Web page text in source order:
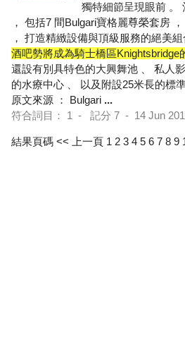
獨特細節呈現眼前 。
， 包括7 間Bulgari寶格麗尊榮套房
， 打造精緻設備與頂級服務的絕美組
酒吧勢將成為騎士橋區Knightsbridge
還設有別具特色的大興舞池 、 私人
的水療中心 、 以及附設25米長的標
原文來源 ： Bulgari ...
符合詞目： 1 - 記分 7 - 14 Jun
結果頁碼 << 上一頁 1 2 3 4 5 6 7 8 9